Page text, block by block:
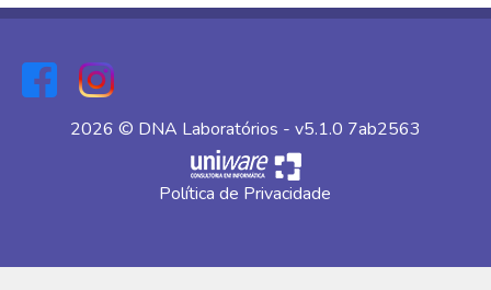
2026 © DNA Laboratórios - v5.1.0 7ab2563
Política de Privacidade